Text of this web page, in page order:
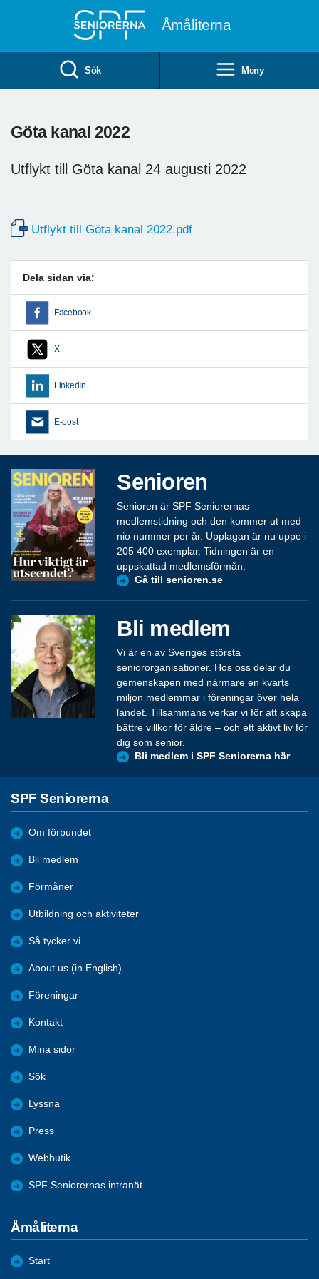
Åmåliterna
Sök Meny
Göta kanal 2022
Utflykt till Göta kanal 24 augusti 2022
Utflykt till Göta kanal 2022.pdf
Dela sidan via:
Facebook
X
LinkedIn
E-post
Senioren
Senioren är SPF Seniorernas
medlemstidning och den kommer ut med
nio nummer per år. Upplagan är nu uppe i
205 400 exemplar. Tidningen är en
uppskattad medlemsförmån.
Gå till senioren.se
Bli medlem
Vi är en av Sveriges största
seniororganisationer. Hos oss delar du
gemenskapen med närmare en kvarts
miljon medlemmar i föreningar över hela
landet. Tillsammans verkar vi för att skapa
bättre villkor för äldre – och ett aktivt liv för
dig som senior.
Bli medlem i SPF Seniorerna här
SPF Seniorerna
Om förbundet
Bli medlem
Förmåner
Utbildning och aktiviteter
Så tycker vi
About us (in English)
Föreningar
Kontakt
Mina sidor
Sök
Lyssna
Press
Webbutik
SPF Seniorernas intranät
Åmåliterna
Start